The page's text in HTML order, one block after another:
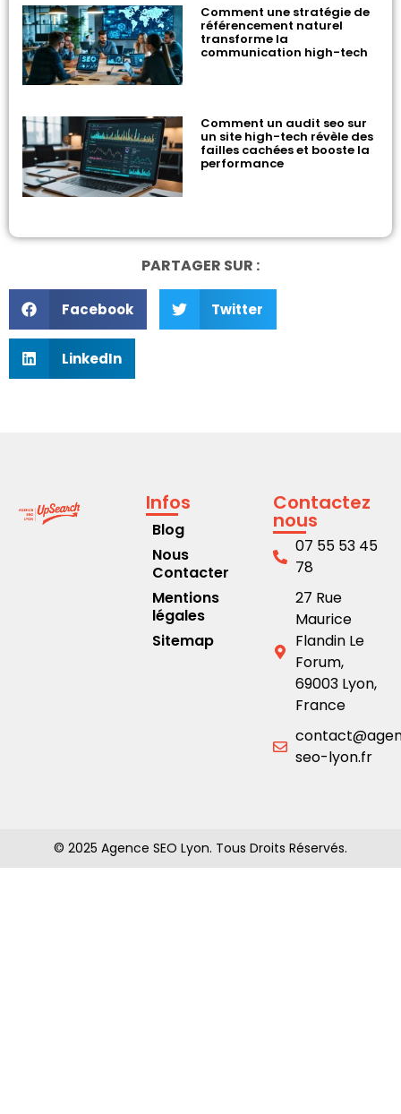
Comment une stratégie de
référencement naturel
transforme la
communication high-tech
Comment un audit seo sur
un site high-tech révèle des
failles cachées et booste la
performance
PARTAGER SUR :
Facebook Twitter
LinkedIn
Infos
Blog
Nous
Contacter
Mentions
légales
Sitemap
Contactez
nous
07 55 53 45
78
27 Rue
Maurice
Flandin Le
Forum,
69003 Lyon,
France
seo-lyon.fr
© 2025 Agence SEO Lyon. Tous Droits Réservés.